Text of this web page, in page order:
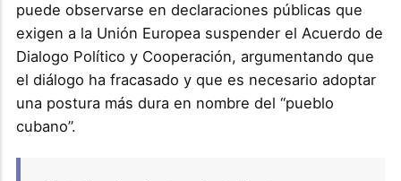
puede observarse en declaraciones públicas que
exigen a la Unión Europea suspender el Acuerdo de
Dialogo Político y Cooperación, argumentando que
el diálogo ha fracasado y que es necesario adoptar
una postura más dura en nombre del “pueblo
cubano”.